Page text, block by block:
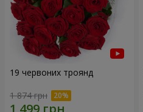
19 червоних троянд
1 874 грн